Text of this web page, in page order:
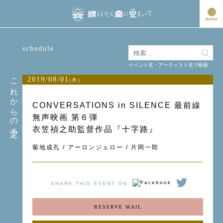
これからの予定
schedule
2019/08/01 (木)
CONVERSATIONS in SILENCE 最前線
無声映画 第６弾
衣笠禎之助監督作品『十字路』
菊地成孔 / アーロンジェロー / 片岡一郎
SHARE THIS EVENT ON
RESERVE MAIL
イベント名・アーティスト名で検索